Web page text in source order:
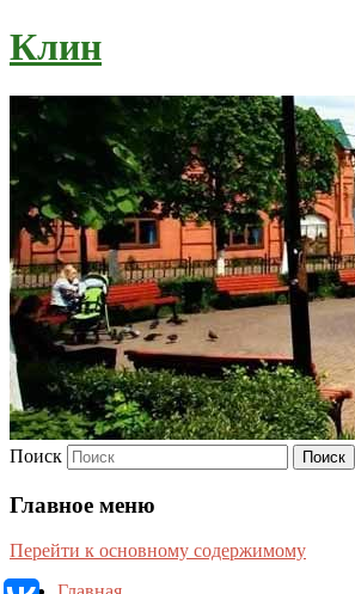
Клин
Поиск
Главное меню
Перейти к основному содержимому